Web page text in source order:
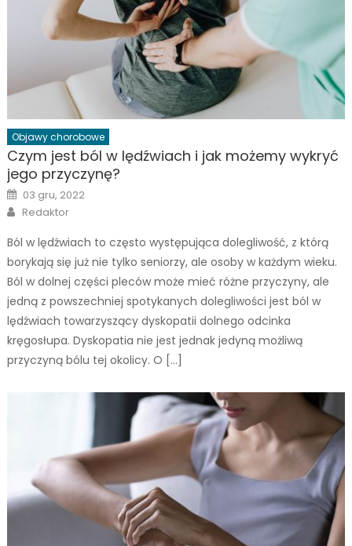
Objawy chorobowe
Czym jest ból w lędźwiach i jak możemy wykryć
jego przyczynę?
Posted
on
03 gru, 2022
Author
Redaktor
Ból w lędźwiach to często występująca dolegliwość, z którą
borykają się już nie tylko seniorzy, ale osoby w każdym wieku.
Ból w dolnej części pleców może mieć różne przyczyny, ale
jedną z powszechniej spotykanych dolegliwości jest ból w
lędźwiach towarzyszący dyskopatii dolnego odcinka
kręgosłupa. Dyskopatia nie jest jednak jedyną możliwą
przyczyną bólu tej okolicy. O […]